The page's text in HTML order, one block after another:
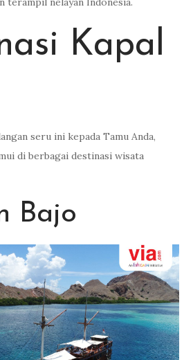
Kapal
seru ini kepada Tamu Anda,
di berbagai destinasi wisata
Bajo